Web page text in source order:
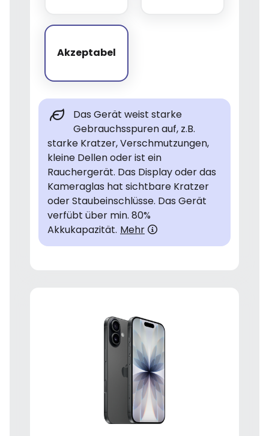
Akzeptabel
Akzeptabel
Das Gerät weist starke
Gebrauchsspuren auf, z.B.
starke Kratzer, Verschmutzungen,
kleine Dellen oder ist ein
Rauchergerät. Das Display oder das
Kameraglas hat sichtbare Kratzer
oder Staubeinschlüsse. Das Gerät
verfübt über min. 80%
Akkukapazität. Mehr